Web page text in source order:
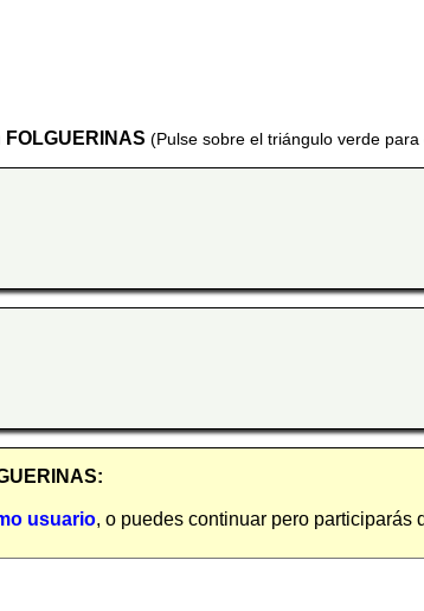
(Pulse sobre el triángulo verde
usuario, o puedes continuar pero participarás